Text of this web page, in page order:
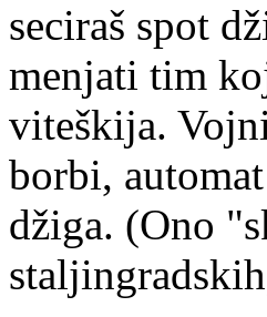
seciraš spot
menjati tim
viteškija.
borbi,
džiga. (Ono